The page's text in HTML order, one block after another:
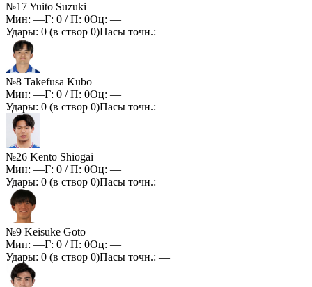
№17 Yuito Suzuki
Мин: —Г: 0 / П: 0Оц: —
Удары: 0 (в створ 0)Пасы точн.: —
№8 Takefusa Kubo
Мин: —Г: 0 / П: 0Оц: —
Удары: 0 (в створ 0)Пасы точн.: —
№26 Kento Shiogai
Мин: —Г: 0 / П: 0Оц: —
Удары: 0 (в створ 0)Пасы точн.: —
№9 Keisuke Goto
Мин: —Г: 0 / П: 0Оц: —
Удары: 0 (в створ 0)Пасы точн.: —